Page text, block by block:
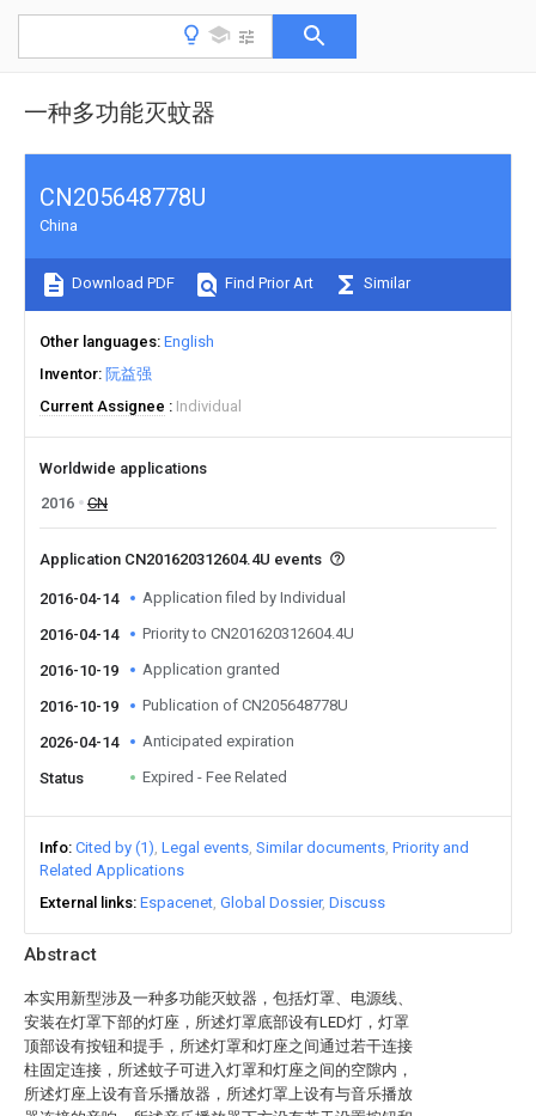
一种多功能灭蚊器
Abstract
本实用新型涉及一种多功能灭蚊器，包括灯罩、电源线、
安装在灯罩下部的灯座，所述灯罩底部设有LED灯，灯罩
顶部设有按钮和提手，所述灯罩和灯座之间通过若干连接
柱固定连接，所述蚊子可进入灯罩和灯座之间的空隙内，
所述灯座上设有音乐播放器，所述灯罩上设有与音乐播放
CN205648778U
China
Download PDF Find Prior Art Similar
Other languages English
Inventor 阮益强
Current Assignee
Individual
Worldwide applications
2016
CN
Application CN201620312604.4U events
2016-04-14 Application filed by Individual
2016-04-14 Priority to CN201620312604.4U
2016-10-19 Application granted
2016-10-19 Publication of CN205648778U
2026-04-14 Anticipated expiration
Status Expired - Fee Related
Info Cited by (1) Legal events Similar documents Priority and
Related Applications
External links Espacenet Global Dossier Discuss